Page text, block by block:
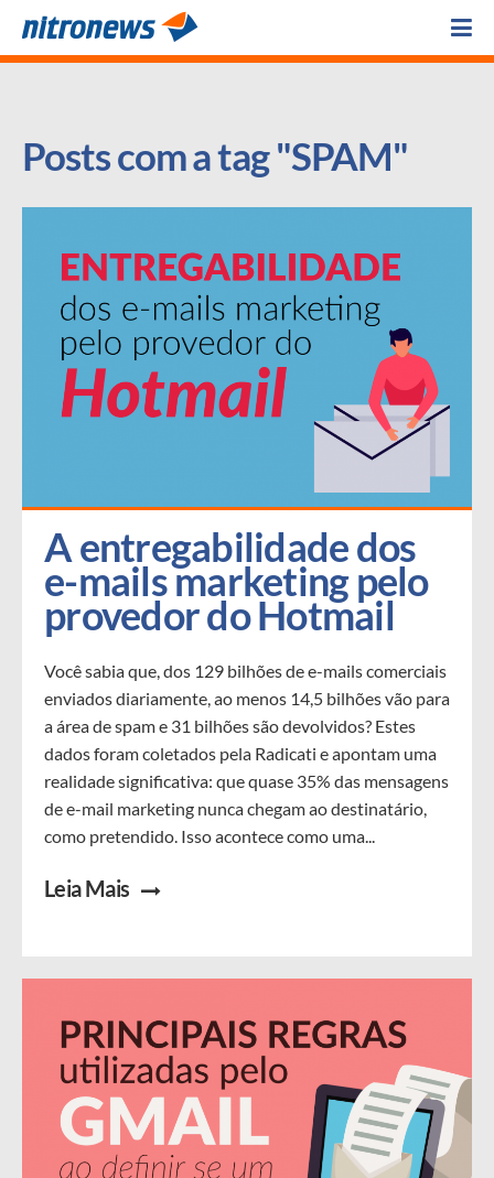
Posts com a tag "SPAM"
A entregabilidade dos
e-mails marketing pelo
provedor do Hotmail
Você sabia que, dos 129 bilhões de e-mails comerciais
enviados diariamente, ao menos 14,5 bilhões vão para
a área de spam e 31 bilhões são devolvidos? Estes
dados foram coletados pela Radicati e apontam uma
realidade significativa: que quase 35% das mensagens
de e-mail marketing nunca chegam ao destinatário,
como pretendido. Isso acontece como uma...
Leia Mais